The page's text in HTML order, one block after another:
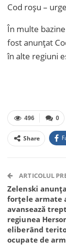
Cod roșu –
În multe
fost anunțat
în alte regiuni
0
496
Share
Telegram
ARTICOLUL
Zelenski
forțele armate
avansează
regiunea
eliberând
ocupate de